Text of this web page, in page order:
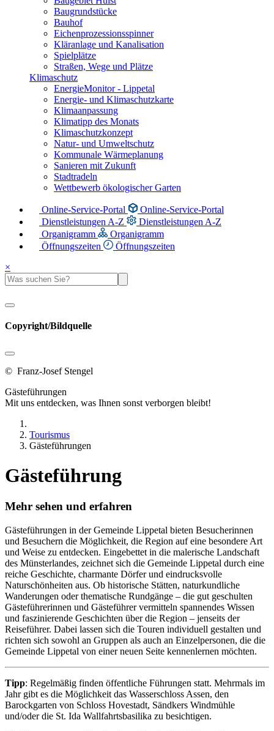
Baugrundstücke
Bauhof
Eichenprozessionsspinner
Kläranlage und Kanalisation
Spielplätze
Straßen, Wege und Plätze
Klimaschutz
EnergieMonitor - Lippetal
Energie- und Klimaschutzkarte
Klimaanpassung
Klimatipp des Monats
Klimaschutzkonzept
Natur- und Umweltschutz
Kommunale Wärmeplanung
Sanieren mit Zukunft
Stadtradeln
Wettbewerb ökologischer Garten
Online-Service-Portal
Online-Service-Portal
Dienstleistungen A-Z
Dienstleistungen A-Z
Organigramm
Organigramm
Öffnungszeiten
Öffnungszeiten
×
Copyright/Bildquelle
© Franz-Josef Stengel
Gästeführungen
Mit uns entdecken, was Ihnen sonst verborgen bleibt!
Tourismus
Gästeführungen
Gästeführung
Mehr sehen und erfahren
Gästeführungen in der Gemeinde Lippetal bieten Besucherinnen
und Besuchern die Möglichkeit, die Region auf eine besondere Art
und Weise zu entdecken. Eingebettet in die malerische Landschaft
des Münsterlandes, zeichnet sich die Gemeinde Lippetal durch eine
reiche Geschichte, charmante Dörfer und eindrucksvolle
Naturschönheiten aus. Ob historische Stätten, naturkundliche
Wanderungen oder thematische Rundgänge – die gut geschulten
Gästeführerinnen und Gästeführer vermitteln spannendes Wissen
und faszinierende Geschichten über die Region – jenseits der
Reiseführer. Dabei lassen sich die Touren individuell gestalten und
richten sich sowohl an Gruppen als auch an Einzelpersonen, die die
Gemeinde Lippetal von einer neuen Seite kennenlernen möchten.
Tipp: Regelmäßig finden öffentliche Führungen statt. Mehrmals im
Jahr gibt es die Möglichkeit das Wasserschloss Assen, den
Barockgarten von Schloss Hovestadt, Sändkers Windmühle
und/oder die St. Ida Wallfahrtsbasilika zu besichtigen.